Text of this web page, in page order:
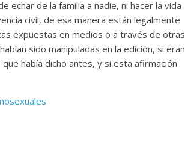
echar de la familia a nadie, ni hacer la vida
civil, de esa manera están legalmente
expuestas en medios o a través de otras
sido manipuladas en la edición, si eran
había dicho antes, y si esta afirmación